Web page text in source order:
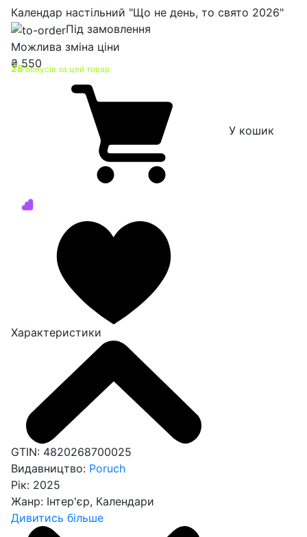
Календар настільний "Що не день, то свято 2026"
Під замовлення
Можлива зміна ціни
₴550
28бонусів за цей товар
У кошик
Характеристики
GTIN: 4820268700025
Видавництво: Poruch
Рік: 2025
Жанр: Інтер'єр, Календари
Дивитись більше